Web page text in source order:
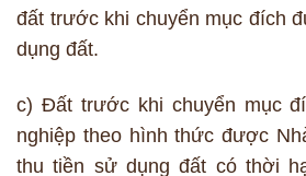
đất trước khi chuyển mục đích
dụng đất.
c) Đất trước khi chuyển mục
nghiệp theo hình thức được
thu tiền sử dụng đất có thời